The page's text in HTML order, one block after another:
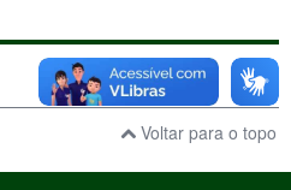
Voltar para o topo